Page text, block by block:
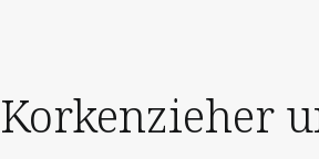
Korkenzieher